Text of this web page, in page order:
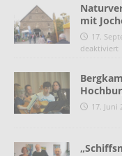
mit
17.
deaktiviert
17. Juni